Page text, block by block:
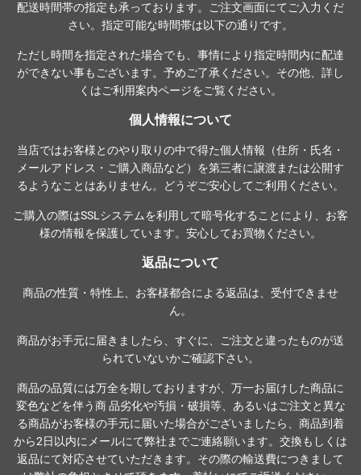
配送時間帯の指定も承っております。ご注文画面にてご入力くだ
さい。指定可能な時間帯は以下の通りです。
ただし時間を指定された場合でも、事情により指定時間内に配達
ができない事もございます。予めご了承ください。その他、詳し
くはご利用案内ページをご覧ください。
個人情報について
当店ではお客様とのやり取りの中で得た個人情報（住所・氏名・
メールアドレス・ご購入商品など）を第三者に譲渡または公開す
るようなことはありません。どうぞご安心してご利用ください。
ご購入の際はSSLシステムを利用して暗号化することにより、お客
様の情報を保護しています。安心してお買物ください。
返品について
商品の性質・特性上、お客様都合による返品は、受付できませ
ん。
商品がお手元に届きましたら、すぐに、ご注文と違ったものが送
られていないかご確認下さい。
商品の品質には万全を期しておりますが、万一お届けした商品に
変色などを伴う商 品劣化や汚損・破損等、あるいはご注文と異な
る商品がお客様の手元に届いた場合がございましたら、商品到着
から2日以内にメールにて弊社までご連絡願います。交換もしくは
返品にて対応させていただきます。その際の輸送費につきまして